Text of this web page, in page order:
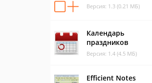
Версия: 1.3 (0.21 МБ)
Календарь
праздников
Версия: 1.4 (4.5 МБ)
Efficient Notes